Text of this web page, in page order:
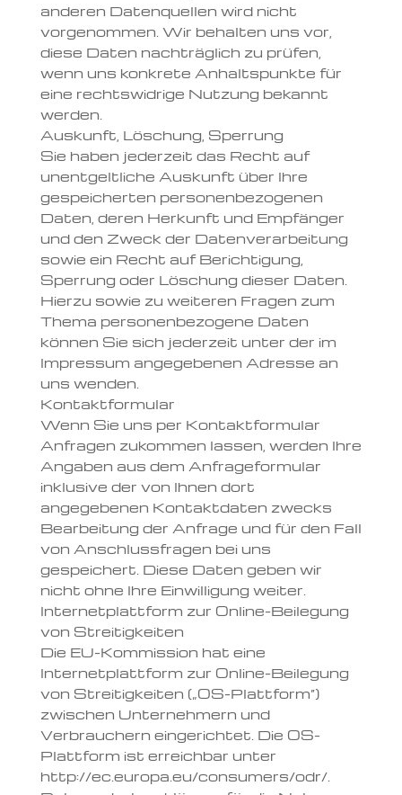
anderen Datenquellen wird nicht
vorgenommen. Wir behalten uns vor,
diese Daten nachträglich zu prüfen,
wenn uns konkrete Anhaltspunkte für
eine rechtswidrige Nutzung bekannt
werden.
Auskunft, Löschung, Sperrung
Sie haben jederzeit das Recht auf
unentgeltliche Auskunft über Ihre
gespeicherten personenbezogenen
Daten, deren Herkunft und Empfänger
und den Zweck der Datenverarbeitung
sowie ein Recht auf Berichtigung,
Sperrung oder Löschung dieser Daten.
Hierzu sowie zu weiteren Fragen zum
Thema personenbezogene Daten
können Sie sich jederzeit unter der im
Impressum angegebenen Adresse an
uns wenden.
Kontaktformular
Wenn Sie uns per Kontaktformular
Anfragen zukommen lassen, werden Ihre
Angaben aus dem Anfrageformular
inklusive der von Ihnen dort
angegebenen Kontaktdaten zwecks
Bearbeitung der Anfrage und für den Fall
von Anschlussfragen bei uns
gespeichert. Diese Daten geben wir
nicht ohne Ihre Einwilligung weiter.
Internetplattform zur Online-Beilegung
von Streitigkeiten
Die EU-Kommission hat eine
Internetplattform zur Online-Beilegung
von Streitigkeiten („OS-Plattform“)
zwischen Unternehmern und
Verbrauchern eingerichtet. Die OS-
Plattform ist erreichbar unter
http://ec.europa.eu/consumers/odr/.